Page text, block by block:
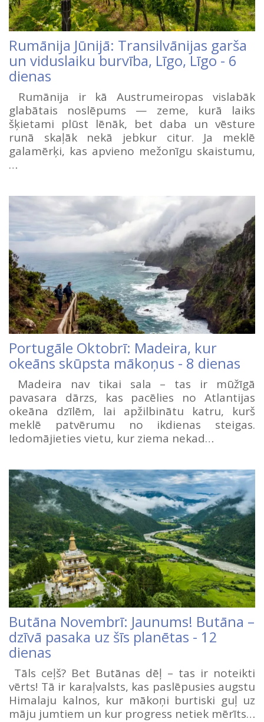
Rumānija Jūnijā: Transilvānijas garša
un viduslaiku burvība, Līgo, Līgo - 6
dienas
Rumānija ir kā Austrumeiropas vislabāk
glabātais noslēpums — zeme, kurā laiks
šķietami plūst lēnāk, bet daba un vēsture
runā skaļāk nekā jebkur citur. Ja meklē
galamērķi, kas apvieno mežonīgu skaistumu,
…
Portugāle Oktobrī: Madeira, kur
okeāns skūpsta mākoņus - 8 dienas
Madeira nav tikai sala – tas ir mūžīgā
pavasara dārzs, kas pacēlies no Atlantijas
okeāna dzīlēm, lai apžilbinātu katru, kurš
meklē patvērumu no ikdienas steigas.
Iedomājieties vietu, kur ziema nekad…
Butāna Novembrī: Jaunums! Butāna –
dzīvā pasaka uz šīs planētas - 12
dienas
Tāls ceļš? Bet Butānas dēļ – tas ir noteikti
vērts! Tā ir karaļvalsts, kas paslēpusies augstu
Himalaju kalnos, kur mākoņi burtiski guļ uz
māju jumtiem un kur progress netiek mērīts…